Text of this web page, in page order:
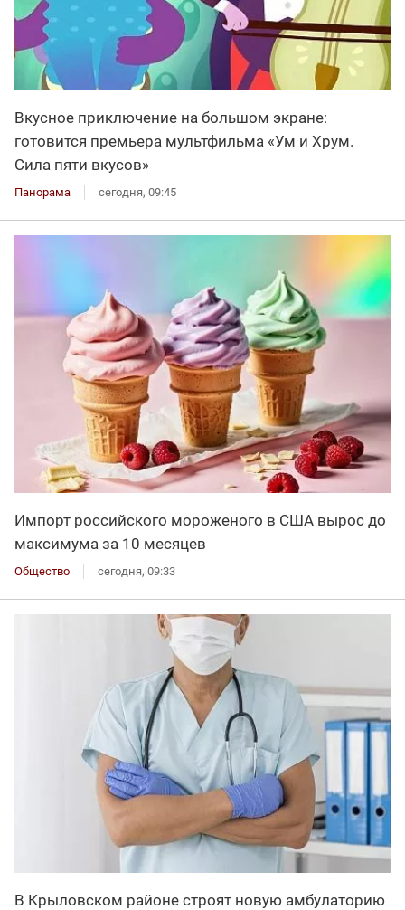
Вкусное приключение на большом экране:
готовится премьера мультфильма «Ум и Хрум.
Сила пяти вкусов»
Панорама сегодня, 09:45
Импорт российского мороженого в США вырос до
максимума за 10 месяцев
Общество сегодня, 09:33
В Крыловском районе строят новую амбулаторию